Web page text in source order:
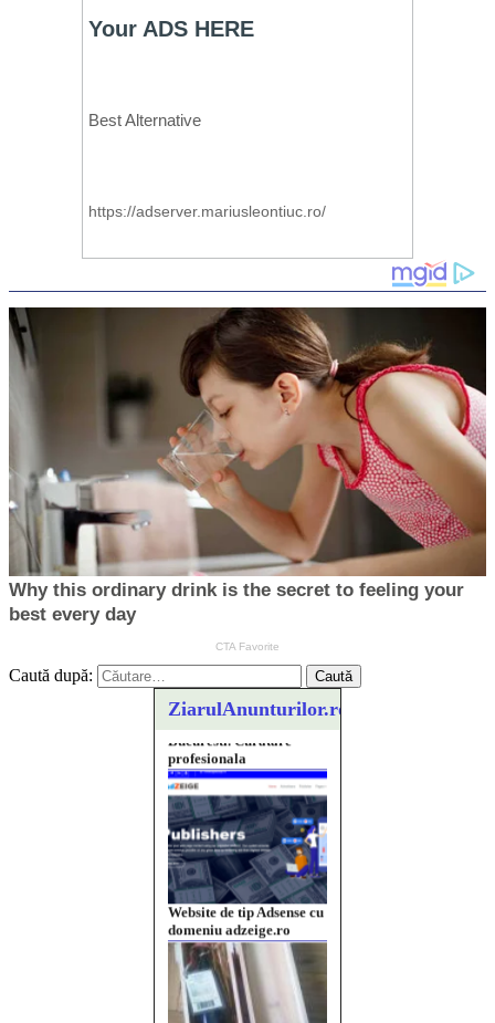
Caută după:
ZiarulAnunturilor.ro
Website de tip Adsense cu
domeniu adzeige.ro